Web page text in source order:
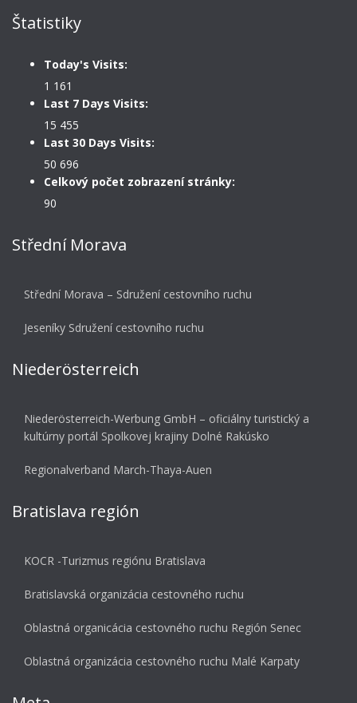
Štatistiky
Today's Visits:
1 161
Last 7 Days Visits:
15 455
Last 30 Days Visits:
50 696
Celkový počet zobrazení stránky:
90
Střední Morava
Střední Morava – Sdružení cestovního ruchu
Jeseníky Sdružení cestovního ruchu
Niederösterreich
Niederösterreich-Werbung GmbH – oficiálny turistický a
kultúrny portál Spolkovej krajiny Dolné Rakúsko
Regionalverband March-Thaya-Auen
Bratislava región
KOCR -Turizmus regiónu Bratislava
Bratislavská organizácia cestovného ruchu
Oblastná organicácia cestovného ruchu Región Senec
Oblastná organizácia cestovného ruchu Malé Karpaty